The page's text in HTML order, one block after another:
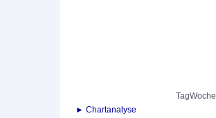
TagWoche
► Chartanalyse